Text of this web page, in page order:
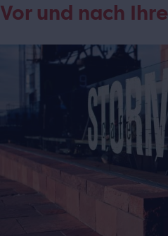
Vor und nach